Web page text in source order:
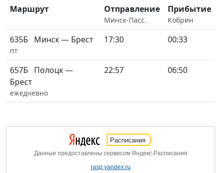
Маршрут Отправление
Минск-Пасс.
Прибытие
Кобрин
635Б Минск — Брест
пт
17:30 00:33
657Б
Полоцк —
Брест
ежедневно
22:57 06:50
Расписания
Данные предоставлены сервисом Яндекс.Расписания
rasp.yandex.ru